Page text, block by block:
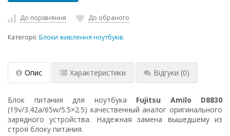
До порівняння До обраного
Категорії: Блоки живлення ноутбуків
Опис Характеристики Відгуки (0)
Блок питания для ноутбука Fujitsu Amilo D8830
(19v/3.42a/65w/5.5×2.5) качественный аналог оригинального
зарядного устройства. Надежная замена вышедшему из
строя блоку питания.